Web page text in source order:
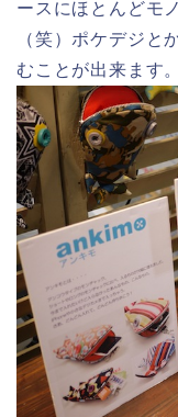
ースにほとんどモ
（笑）ポケデジと
むことが出来ます。